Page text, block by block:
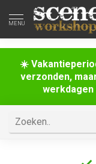
☀️
verzonden,
MENU